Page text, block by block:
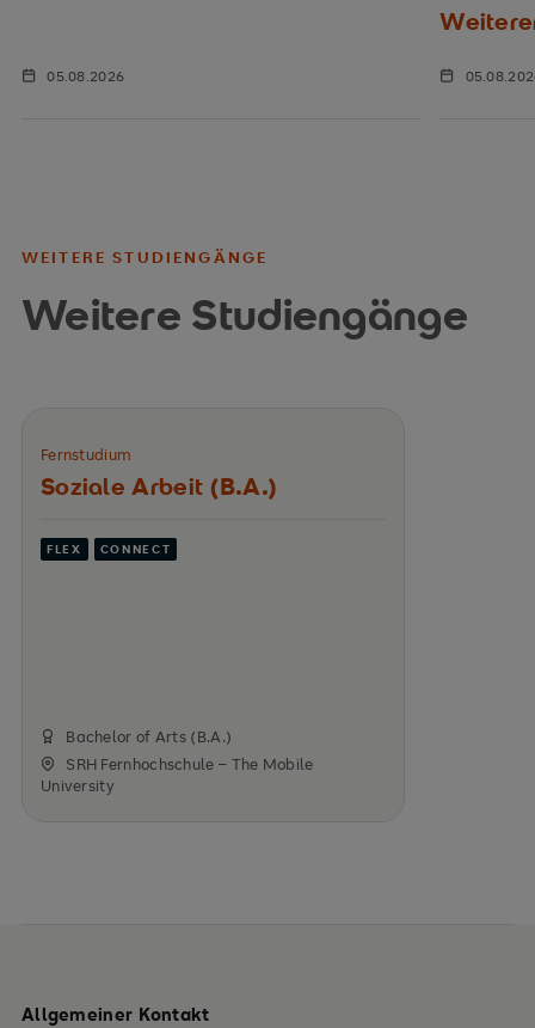
05.08.2026
WEITERE STUDIENGÄNGE
Weitere Studiengänge
Fernstudium
Soziale Arbeit (B.A.)
FLEX CONNECT
Bachelor of Arts (B.A.)
SRH Fernhochschule – The Mobile
University
Allgemeiner Kontakt